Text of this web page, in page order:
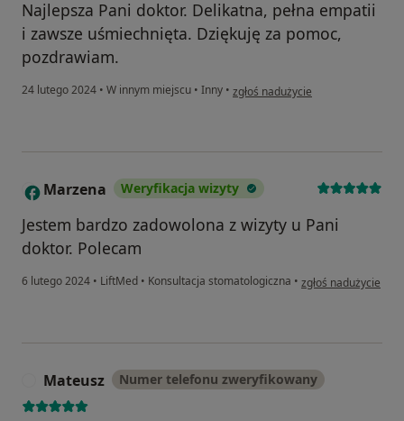
Najlepsza Pani doktor. Delikatna, pełna empatii
i zawsze uśmiechnięta. Dziękuję za pomoc,
pozdrawiam.
24 lutego 2024 • W innym miejscu • Inny • w opinii użytkownika Marzena O.
zgłoś nadużycie
M Marzena Weryfikacja wizyty
Jestem bardzo zadowolona z wizyty u Pani
doktor. Polecam
6 lutego 2024 • LiftMed • Konsultacja stomatologiczna • w opinii
zgłoś nadużycie
Mateusz Numer telefonu zweryfikowany